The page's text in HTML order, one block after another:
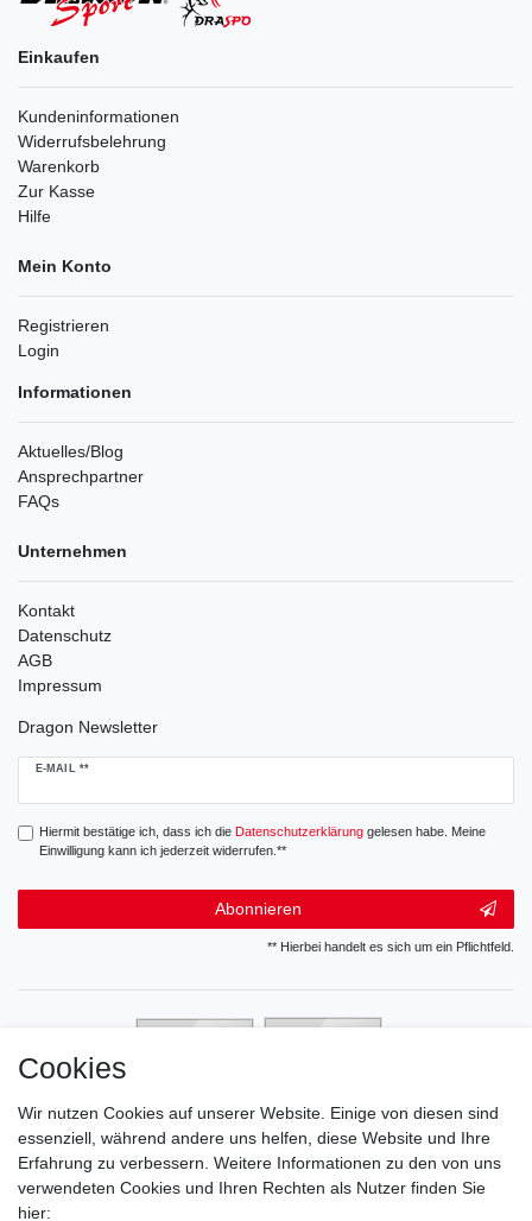
Einkaufen
Kundeninformationen
Widerrufsbelehrung
Warenkorb
Zur Kasse
Hilfe
Mein Konto
Registrieren
Login
Informationen
Aktuelles/Blog
Ansprechpartner
FAQs
Unternehmen
Kontakt
Datenschutz
AGB
Impressum
Dragon Newsletter
E-MAIL **
Newsletter
Hiermit bestätige ich, dass ich die Daten­schutz­erklärunggelesen habe. Meine
Einwilligung kann ich jederzeit widerrufen.**
Abonnieren
** Hierbei handelt es sich um ein Pflichtfeld.
Cookies
Wir nutzen Cookies auf unserer Website. Einige von diesen sind
essenziell, während andere uns helfen, diese Website und Ihre
Erfahrung zu verbessern. Weitere Informationen zu den von uns
verwendeten Cookies und Ihren Rechten als Nutzer finden Sie
hier: